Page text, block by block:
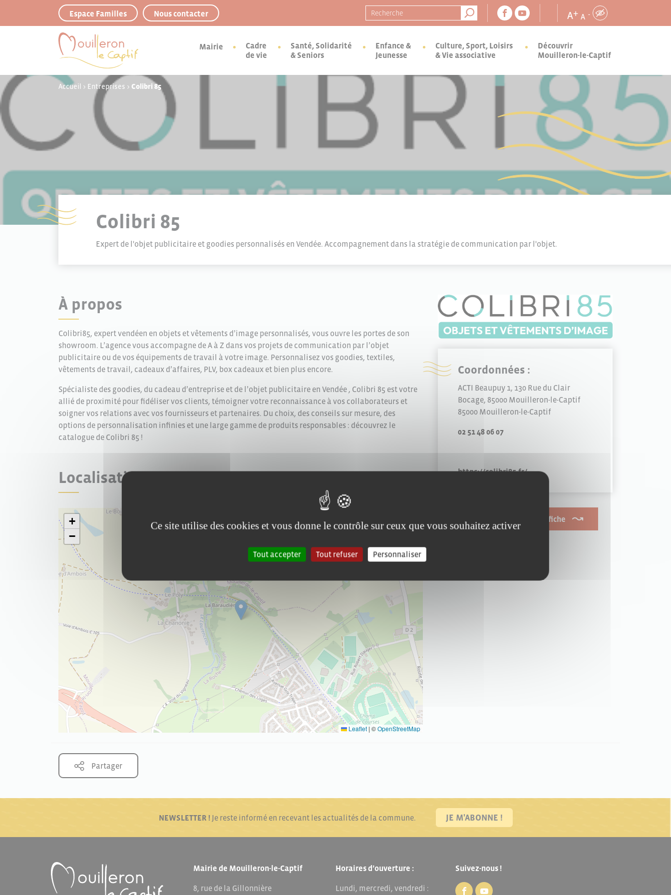
Espace Familles Nous contacter Recherche pour : A+ A -
Mairie
Cadre
de vie
Santé, Solidarité
& Seniors
Enfance &
Jeunesse
Culture, Sport, Loisirs
& Vie associative
Découvrir
Mouilleron-le-Captif
Accueil > Entreprises > Colibri 85
Colibri 85
Expert de l'objet publicitaire et goodies personnalisés en Vendée. Accompagnement dans la stratégie de communication par l'objet.
À propos
Colibri85, expert vendéen en objets et vêtements d’image personnalisés, vous ouvre les portes de son
showroom. L’agence vous accompagne de A à Z dans vos projets de communication par l’objet
publicitaire ou de vos équipements de travail à votre image. Personnalisez vos goodies, textiles,
vêtements de travail, cadeaux d’affaires, PLV, box cadeaux et bien plus encore.
Spécialiste des goodies, du cadeau d’entreprise et de l’objet publicitaire en Vendée , Colibri 85 est votre
allié de proximité pour fidéliser vos clients, témoigner votre reconnaissance à vos collaborateurs et
soigner vos relations avec vos fournisseurs et partenaires. Du choix, des conseils sur mesure, des
options de personnalisation infinies et une large gamme de produits responsables : découvrez le
catalogue de Colibri 85 !
Localisation
+
−
Leaflet | ©OpenStreetMap
Coordonnées :
ACTI Beaupuy 1, 130 Rue du Clair
Bocage, 85000 Mouilleron-le-Captif
85000 Mouilleron-le-Captif
02 51 48 06 07
https://colibri85.fr/
Je souhaite modifier cette fiche
Partager
NEWSLETTER !Je reste informé en recevant les actualités de la commune. JE M'ABONNE !
Mairie de Mouilleron-le-Captif
8, rue de la Gillonnière
Horaires d’ouverture :
Lundi, mercredi, vendredi :
Suivez-nous !
Panneau de gestion des cookies
Ce site utilise des cookies et vous donne le contrôle sur ceux que vous souhaitez activer
Tout accepter Tout refuser Personnaliser